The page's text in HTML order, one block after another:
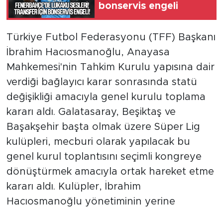
bonservis engeli
Türkiye Futbol Federasyonu (TFF) Başkanı
İbrahim Hacıosmanoğlu, Anayasa
Mahkemesi'nin Tahkim Kurulu yapısına dair
verdiği bağlayıcı karar sonrasında statü
değişikliği amacıyla genel kurulu toplama
kararı aldı. Galatasaray, Beşiktaş ve
Başakşehir başta olmak üzere Süper Lig
kulüpleri, mecburi olarak yapılacak bu
genel kurul toplantısını seçimli kongreye
dönüştürmek amacıyla ortak hareket etme
kararı aldı. Kulüpler, İbrahim
Hacıosmanoğlu yönetiminin yerine